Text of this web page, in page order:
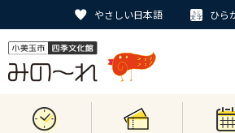
やさしい日本語 ひら